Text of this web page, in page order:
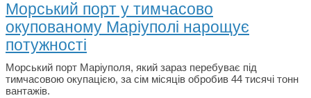
Морський порт у тимчасово
окупованому Маріуполі нарощує
потужності
Морський порт Маріуполя, який зараз перебуває під
тимчасовою окупацією, за сім місяців обробив 44 тисячі тонн
вантажів.